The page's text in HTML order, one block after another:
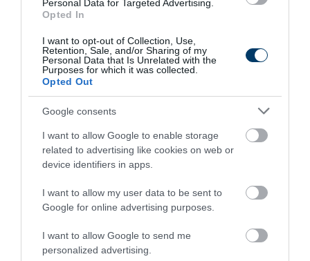
Personal Data for Targeted Advertising.
Opted In
I want to opt-out of Collection, Use,
Retention, Sale, and/or Sharing of my
Personal Data that Is Unrelated with the
Purposes for which it was collected.
Opted Out
Google consents
I want to allow Google to enable storage
related to advertising like cookies on web or
device identifiers in apps.
I want to allow my user data to be sent to
Google for online advertising purposes.
I want to allow Google to send me
personalized advertising.
One Teaspoon And All The Worms In The Body
Die Instantly
389